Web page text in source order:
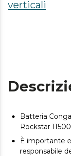
verticali
Batteria
Rockstar 11500
È importante
responsabile